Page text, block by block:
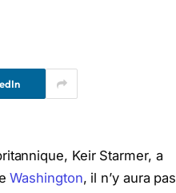
Keir Starmer, a
Washington, il n’y aura pas